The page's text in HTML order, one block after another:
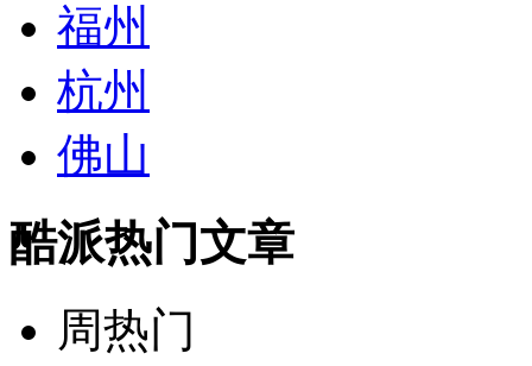
福州
杭州
佛山
酷派热门文章
周热门